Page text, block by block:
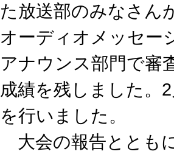
た放送部のみなさん
オーディオメッセー
アナウンス部門で審
成績を残しました。
を行いました。
大会の報告ととも